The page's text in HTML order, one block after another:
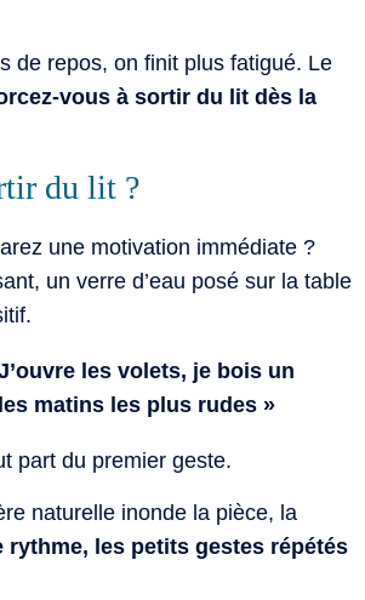
de repos, on finit plus fatigué. Le
vous à sortir du lit dès la
du lit ?
une motivation immédiate ?
un verre d’eau posé sur la table
les volets, je bois un
matins les plus rudes »
part du premier geste.
naturelle inonde la pièce, la
rythme, les petits gestes répétés